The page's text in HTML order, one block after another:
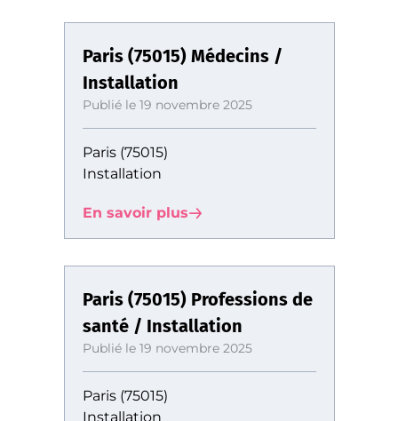
Paris (75015) Médecins /
Installation
Publié le 19 novembre 2025
Paris (75015)
Installation
En savoir plus
Paris (75015) Professions de
santé / Installation
Publié le 19 novembre 2025
Paris (75015)
Installation